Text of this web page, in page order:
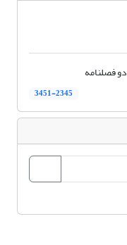
دو فصلنامه
3451-2345